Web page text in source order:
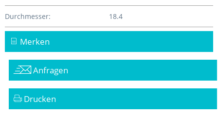
Durchmesser: 18.4
Merken
Anfragen
Drucken